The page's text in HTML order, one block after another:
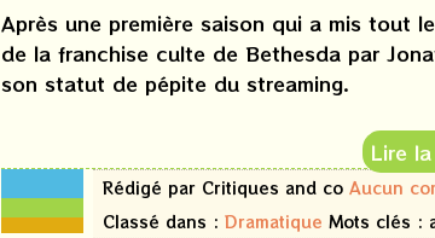
Après une première saison qui a mis tout
de la franchise culte de Bethesda par
son statut de pépite du streaming.
Lire
18
mars
2026
Rédigé par Critiques and co Aucun
Classé dans : Dramatique Mots clés :